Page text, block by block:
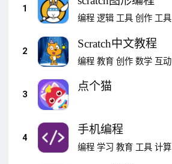
1
编程 逻辑 工具 创作 工具
2
Scratch中文教程
编程 教育 创作 数学 互动
3
点个猫
4
手机编程
编程 学习 教育 工具 计算